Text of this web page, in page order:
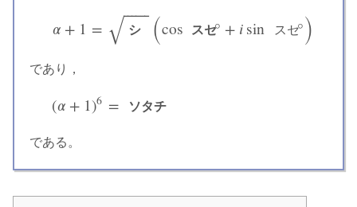
𝛼 + 1 = シ
⎯ ⎯
⎯⎯⎯⎯
√ (cos スセ° + 𝑖sin ス セ°)
α +1 = シ (cos スセ °+isin ス セ °)
であり，
(𝛼 + 1)6 = ソタチ
(α+ 1)6= ソタ チ
である。